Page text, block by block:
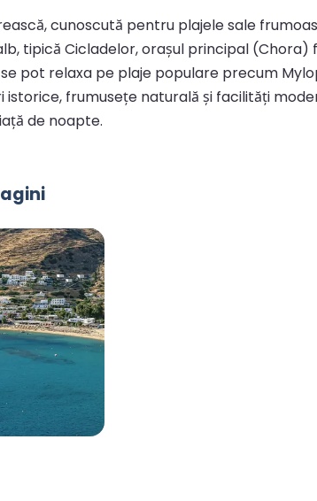
cunoscută pentru plajele sale
tipică Cicladelor, orașul principal
pot relaxa pe plaje populare precum
frumusețe naturală și facilități
de noapte.